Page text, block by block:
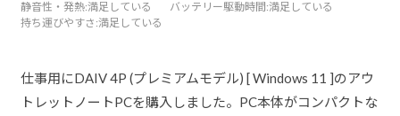
静音性・発熱:満足している バッテリー駆動時間:満足している
持ち運びやすさ :満足している
仕事用にDAIV 4P (プレミアムモデル) [ Windows 11 ]のアウ
トレットノートPCを購入しました。PC本体がコンパクトな